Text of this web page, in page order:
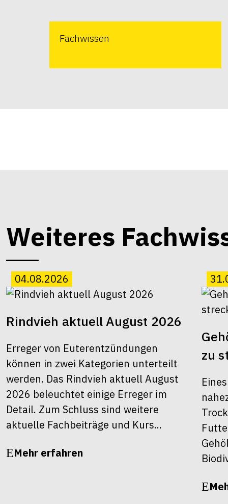
Fachwissen
Weiteres
04.08.2026
Rindvieh aktuell August 2026
Erreger von Euterentzündungen
können in zwei Kategorien unterteilt
werden. Das Rindvieh aktuell August
2026 beleuchtet einige Erreger im
Detail. Zum Schluss sind weitere
aktuelle Fachbeiträge und Kurs...
Mehr erfahren
zu